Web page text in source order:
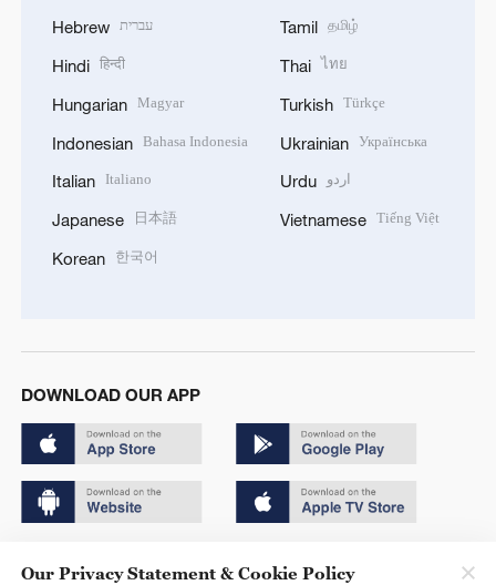
Hebrew עברית
Hindi हिन्दी
Hungarian Magyar
Indonesian Bahasa Indonesia
Italian Italiano
Japanese 日本語
Korean 한국어
Tamil தமிழ்
Thai ไทย
Turkish Türkçe
Ukrainian Українська
Urdu اردو
Vietnamese Tiếng Việt
DOWNLOAD OUR APP
Our Privacy Statement & Cookie Policy